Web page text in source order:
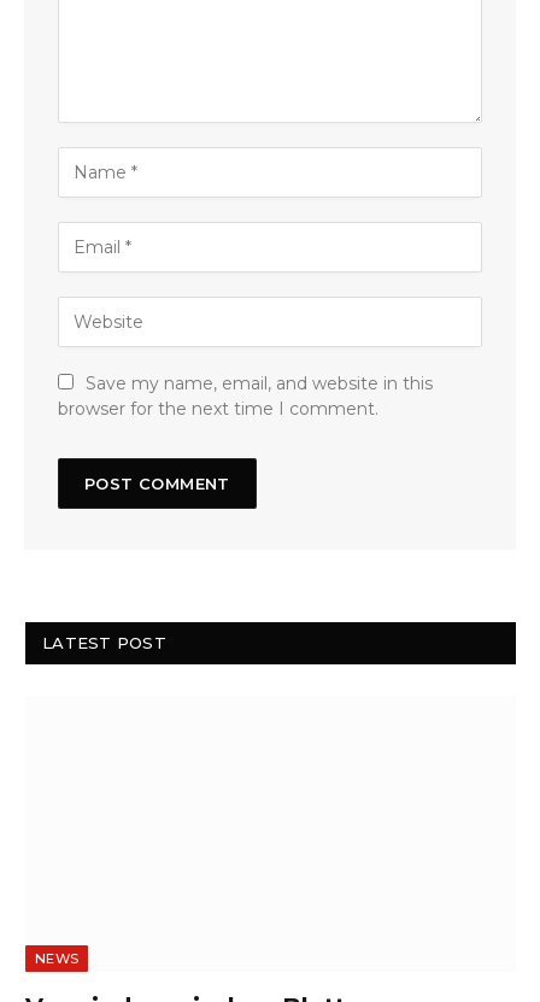
Save my name, email, and website in this
browser for the next time I comment.
LATEST POST
NEWS